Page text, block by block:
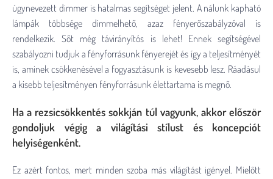
úgynevezett dimmer is hatalmas segítséget jelent. A nálunk kapható
lámpák többsége dimmelhető, azaz fényerőszabályzóval is
rendelkezik. Sőt még távirányítós is lehet! Ennek segítségével
szabályozni tudjuk a fényforrásunk fényerejét és így a teljesítményét
is, aminek csökkenésével a fogyasztásunk is kevesebb lesz. Ráadásul
a kisebb teljesítményen fényforrásunk élettartama is megnő.
Ha a rezsicsökkentés sokkján túl vagyunk, akkor először
gondoljuk végig a világítási stílust és koncepciót
helyiségenként.
Ez azért fontos, mert minden szoba más világítást igényel. Mielőtt